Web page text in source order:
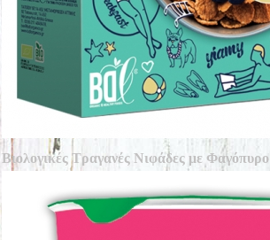
Βιολογικές Τραγανές Νιφάδες με Φαγόπυρο